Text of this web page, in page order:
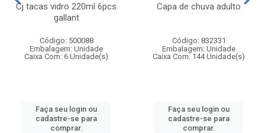
Cj tacas vidro 220ml 6pcs
gallant
Código: 500088
Embalagem: Unidade
Caixa Com: 6 Unidade(s)
Faça seu login ou
cadastre-se para
comprar.
Capa de chuva adulto
Código: 832331
Embalagem: Unidade
Caixa Com: 144 Unidade(s)
Faça seu login ou
cadastre-se para
comprar.